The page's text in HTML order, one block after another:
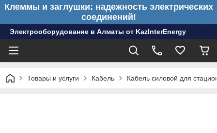
Клеммы и заглушки: надежность электрических
соединений!
Электрооборудование в Алматы от KazInterEnergy
Товары и услуги Кабель Кабель силовой для